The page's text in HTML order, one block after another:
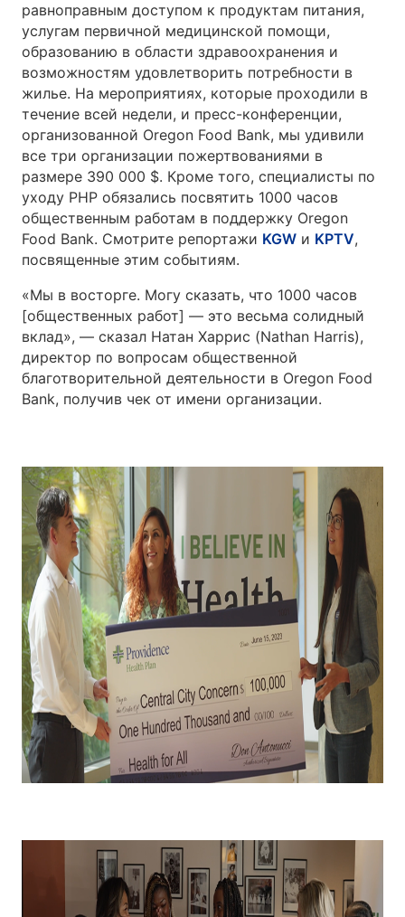
равноправным доступом к продуктам питания,
услугам первичной медицинской помощи,
образованию в области здравоохранения и
возможностям удовлетворить потребности в
жилье. На мероприятиях, которые проходили в
течение всей недели, и пресс-конференции,
организованной Oregon Food Bank, мы удивили
все три организации пожертвованиями в
размере 390 000 $. Кроме того, специалисты по
уходу PHP обязались посвятить 1000 часов
общественным работам в поддержку Oregon
Food Bank. Смотрите репортажи KGW и KPTV,
посвященные этим событиям.
«Мы в восторге. Могу сказать, что 1000 часов
[общественных работ] — это весьма солидный
вклад», — сказал Натан Харрис (Nathan Harris),
директор по вопросам общественной
благотворительной деятельности в Oregon Food
Bank, получив чек от имени организации.